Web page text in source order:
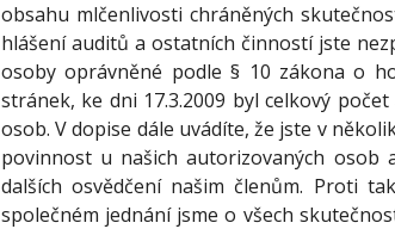
obsahu mlčenlivosti chráněných
hlášení auditů a ostatních činností jste
osoby oprávněné podle § 10 zákona o
stránek, ke dni 17.3.2009 byl celkový
osob. V dopise dále uvádíte, že jste v
povinnost u našich autorizovaných
dalších osvědčení našim členům. Proti
společném jednání jsme o všech